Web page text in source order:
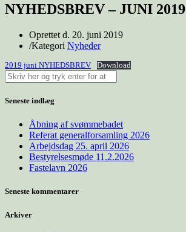
NYHEDSBREV – JUNI 2019
Oprettet d. 20. juni 2019
/Kategori Nyheder
2019 juni NYHEDSBREV Download
Seneste indlæg
Åbning af svømmebadet
Referat generalforsamling 2026
Arbejdsdag 25. april 2026
Bestyrelsesmøde 11.2.2026
Fastelavn 2026
Seneste kommentarer
Arkiver